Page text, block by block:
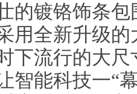
的镀铬饰条
用全新升级
下流行的大
智能科技一“